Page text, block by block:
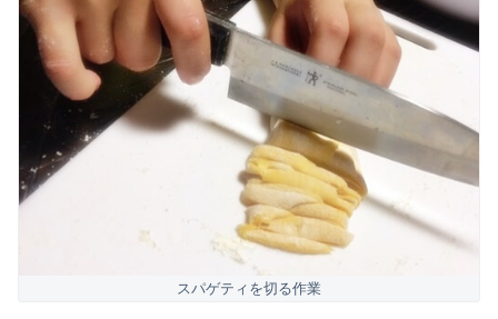
スパゲティを切る作業